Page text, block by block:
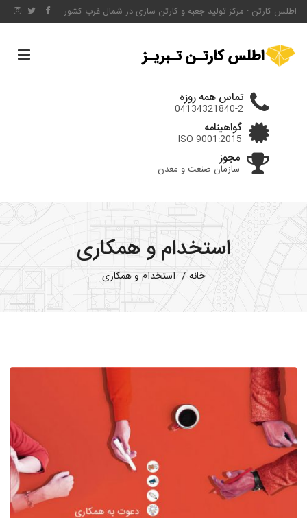
اطلس کارتن : مرکز تولید جعبه و کارتن سازی در شمال غرب کشور
تماس همه روزه
04134321840-2
گواهینامه
ISO 9001:2015
مجوز
سازمان صنعت و معدن
استخدام و همکاری
خانه استخدام و همکاری